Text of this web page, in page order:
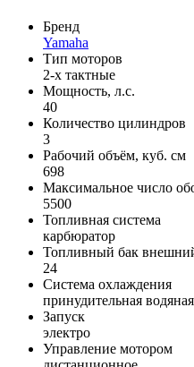
Бренд
Yamaha
Тип моторов
2-х тактные
Мощность, л.с.
40
Количество цилиндров
3
Рабочий объём, куб. см
698
Максимальное число
5500
Топливная система
карбюратор
Топливный бак
24
Система охлаждения
принудительная водяная
Запуск
электро
Управление мотором